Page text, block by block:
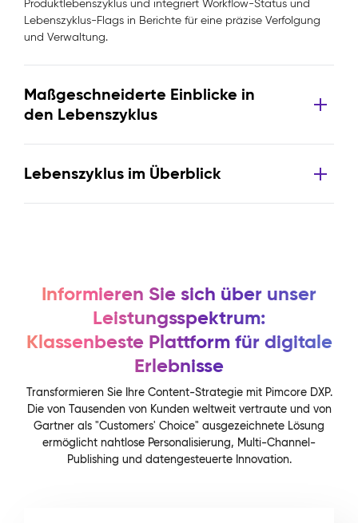
Produktlebenszyklus und integriert Workflow-Status und
Lebenszyklus-Flags in Berichte für eine präzise Verfolgung
und Verwaltung.
Maßgeschneiderte Einblicke in
den Lebenszyklus
Lebenszyklus im Überblick
Informieren Sie sich über unser
Leistungsspektrum:
Klassenbeste Plattform für digitale
Erlebnisse
Transformieren Sie Ihre Content-Strategie mit Pimcore DXP.
Die von Tausenden von Kunden weltweit vertraute und von
Gartner als "Customers' Choice" ausgezeichnete Lösung
ermöglicht nahtlose Personalisierung, Multi-Channel-
Publishing und datengesteuerte Innovation.